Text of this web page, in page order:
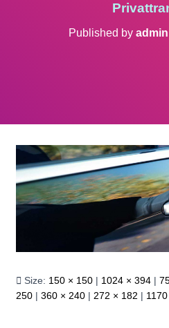
Published by admin
Size: 150 × 150 | 1024 × 394 |
250 | 360 × 240 | 272 × 182 |